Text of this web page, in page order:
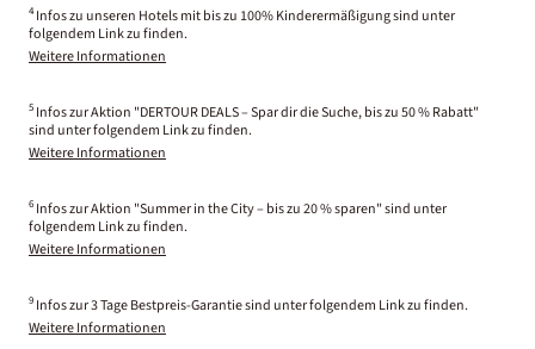
4 Infos zu unseren Hotels mit bis zu 100% Kinderermäßigung sind unter
folgendem Link zu finden.
Weitere Informationen
5 Infos zur Aktion "DERTOUR DEALS – Spar dir die Suche, bis zu 50 % Rabatt"
sind unter folgendem Link zu finden.
Weitere Informationen
6 Infos zur Aktion "Summer in the City – bis zu 20 % sparen" sind unter
folgendem Link zu finden.
Weitere Informationen
9 Infos zur 3 Tage Bestpreis-Garantie sind unter folgendem Link zu finden.
Weitere Informationen